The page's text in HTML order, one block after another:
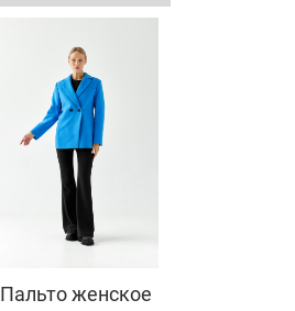
Пальто женское